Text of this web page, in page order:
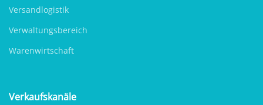
Versandlogistik
Verwaltungsbereich
Warenwirtschaft
Verkaufskanäle